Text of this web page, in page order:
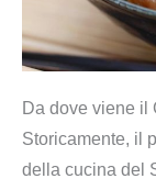
Da dove viene il
Storicamente, il
della cucina del